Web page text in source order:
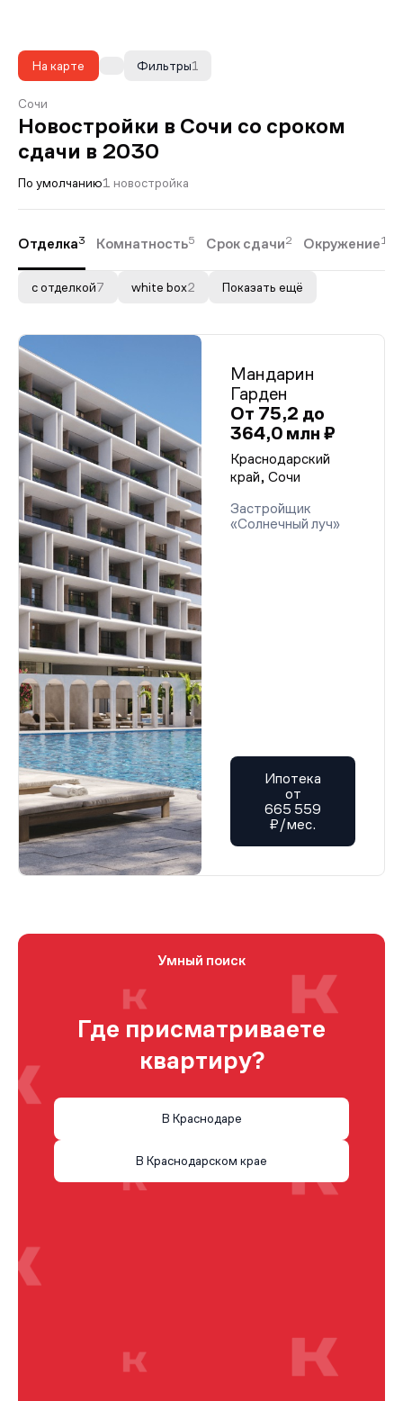
На карте 1
Фильтры
Сочи
Новостройки в Сочи со сроком
сдачи в 2030
По умолчанию1 новостройка
Отделка3 Комнатность5 Срок сдачи2 Окружение1
с отделкой7 white box2 Показать ещё
Мандарин
Гарден
От 75,2 до
364,0 млн ₽
Краснодарский
край, Сочи
Застройщик
«Солнечный луч»
Ипотека
от
665 559
₽/мес.
Умный поиск
Где присматриваете
квартиру?
В Краснодаре
В Краснодарском крае